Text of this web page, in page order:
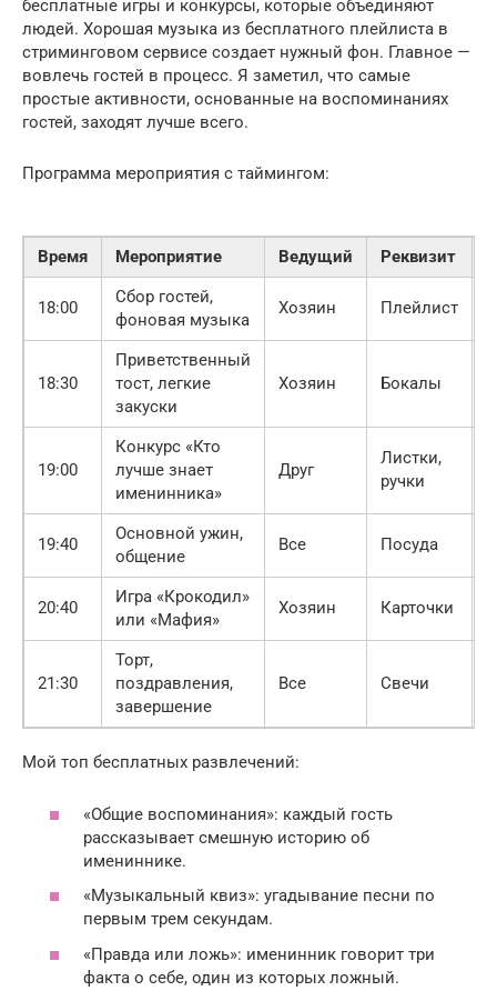
бесплатные игры и конкурсы, которые объединяют
людей. Хорошая музыка из бесплатного плейлиста в
стриминговом сервисе создает нужный фон. Главное —
вовлечь гостей в процесс. Я заметил, что самые
простые активности, основанные на воспоминаниях
гостей, заходят лучше всего.
Программа мероприятия с таймингом:
Время Мероприятие Ведущий Реквизит
18:00
Сбор гостей,
фоновая музыка
Хозяин Плейлист
18:30
Приветственный
тост, легкие
закуски
Хозяин Бокалы
19:00
Конкурс «Кто
лучше знает
именинника»
Друг
Листки,
ручки
19:40
Основной ужин,
общение
Все Посуда
20:40
Игра «Крокодил»
или «Мафия»
Хозяин Карточки
21:30
Торт,
поздравления,
завершение
Все Свечи
Мой топ бесплатных развлечений:
«Общие воспоминания»: каждый гость
рассказывает смешную историю об
имениннике.
«Музыкальный квиз»: угадывание песни по
первым трем секундам.
«Правда или ложь»: именинник говорит три
факта о себе, один из которых ложный.